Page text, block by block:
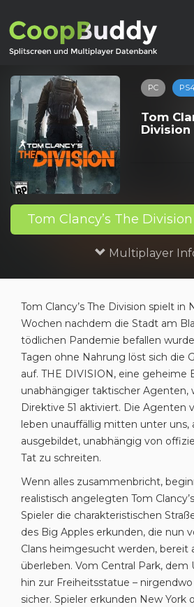
PC
Tom
Division
Tom Clancy’s The
Multiplayer
Tom Clancy’s The Division spielt in
Wochen nachdem die Stadt am
tödlichen Pandemie befallen
Tagen ohne Nahrung löst sich die
auf. THE DIVISION, eine geheime
unabhängiger taktischer Agenten,
Direktive 51 aktiviert. Die Agenten
leben unauffällig mitten unter uns,
ausgebildet, unabhängig von
Tat zu schreiten.
Wenn alles zusammenbricht,
realistisch angelegten Tom
Spieler die charakteristischen
des Big Apples erkunden, die nun
Clans heimgesucht werden, bereit
überleben. Vom Central Park, dem
hin zur Freiheitsstatue –
sicher. Spieler erkunden New York